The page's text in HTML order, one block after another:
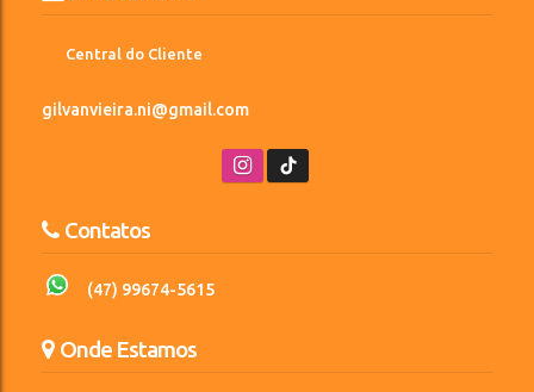
Central do Cliente
gilvanvieira.ni@gmail.com
Contatos
(47) 99674-5615
Onde Estamos